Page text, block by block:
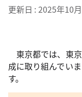
更新日 2025年10
東京都では、東
成に取り組んでい
す。